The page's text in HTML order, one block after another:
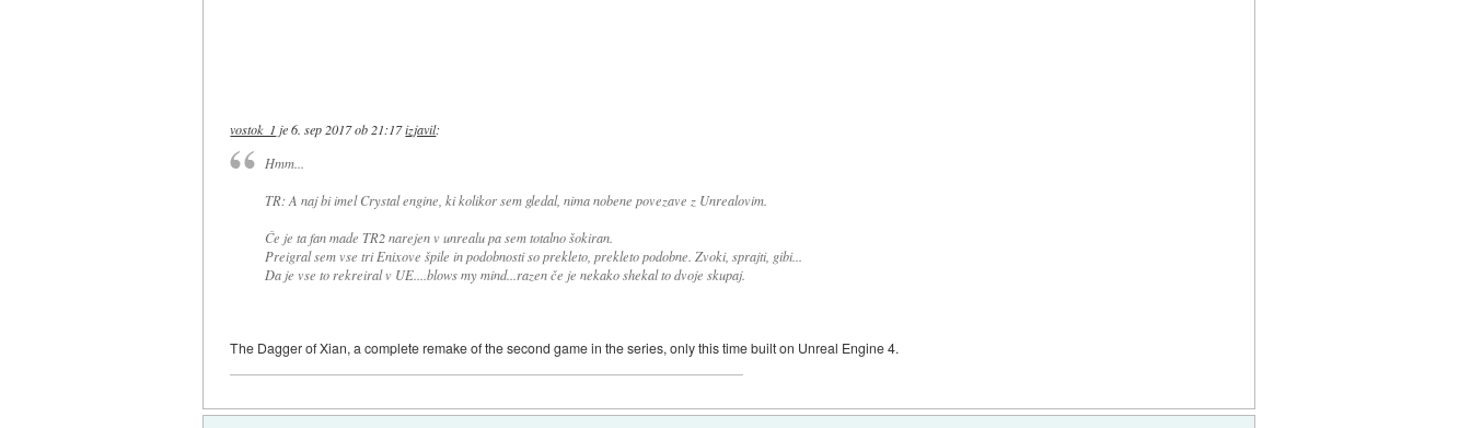
vostok_1 je6. sep 2017 ob 21:17izjavil:
Hmm...
TR: A naj bi imel Crystal engine, ki kolikor sem gledal, nima nobene povezave z Unrealovim.
Če je ta fan made TR2 narejen v unrealu pa sem totalno šokiran.
Preigral sem vse tri Enixove špile in podobnosti so prekleto, prekleto podobne. Zvoki, sprajti, gibi...
Da je vse to rekreiral v UE....blows my mind...razen če je nekako shekal to dvoje skupaj.
The Dagger of Xian, a complete remake of the second game in the series, only this time built on Unreal Engine 4.